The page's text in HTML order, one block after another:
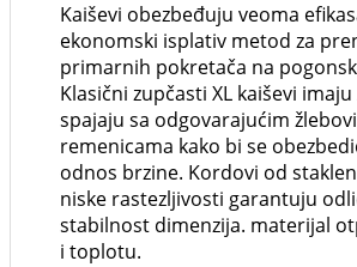
Kaiševi obezbeđuju veoma
ekonomski isplativ metod za
primarnih pokretača na
Klasični zupčasti XL kaiševi
spajaju sa odgovarajućim
remenicama kako bi se
odnos brzine. Kordovi od
niske rastezljivosti garantuju
stabilnost dimenzija. materijal
i toplotu.